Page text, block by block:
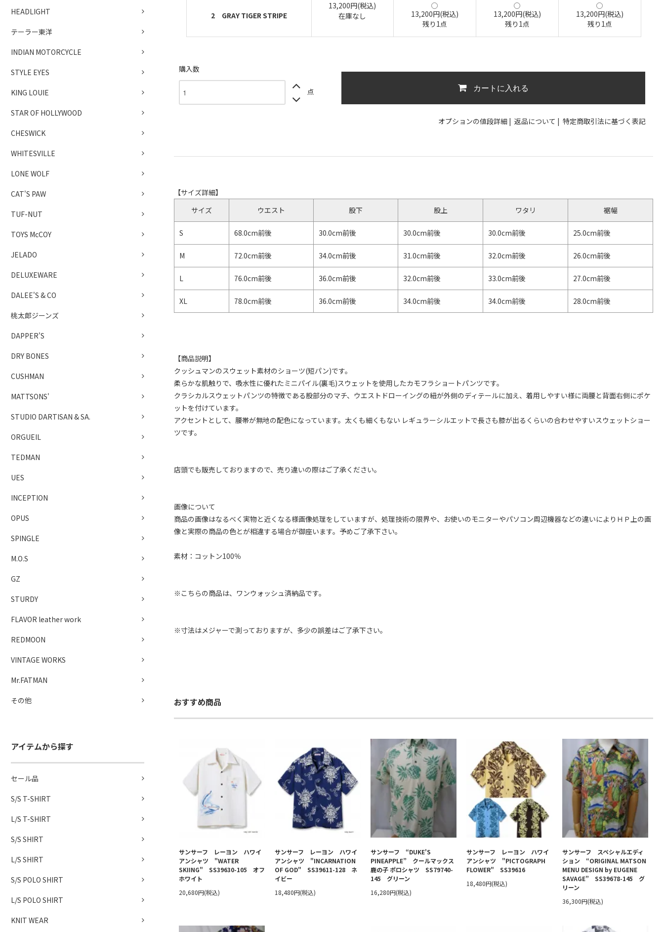
HEADLIGHT
テーラー東洋
INDIAN MOTORCYCLE
STYLE EYES
KING LOUIE
STAR OF HOLLYWOOD
CHESWICK
WHITESVILLE
LONE WOLF
CAT'S PAW
TUF-NUT
TOYS McCOY
JELADO
DELUXEWARE
DALEE'S & CO
桃太郎ジーンズ
DAPPER'S
DRY BONES
CUSHMAN
MATTSONS'
STUDIO DARTISAN & SA.
ORGUEIL
TEDMAN
UES
INCEPTION
OPUS
SPINGLE
M.O.S
GZ
STURDY
FLAVOR leather work
REDMOON
VINTAGE WORKS
Mr.FATMAN
その他
アイテムから探す
セール品
S/S T-SHIRT
L/S T-SHIRT
S/S SHIRT
L/S SHIRT
S/S POLO SHIRT
L/S POLO SHIRT
KNIT WEAR
2 GRAY TIGER STRIPE
13,200円(税込)
在庫なし
13,200円(税込)
残り1点
13,200円(税込)
残り1点
13,200円(税込)
残り1点
購入数
点 カートに入れる
オプションの値段詳細 | 返品について | 特定商取引法に基づく表記
【サイズ詳細】
サイズ
ウエスト 股下 股上 ワタリ 裾幅
S 68.0cm前後 30.0cm前後 30.0cm前後 30.0cm前後 25.0cm前後
M 72.0cm前後 34.0cm前後 31.0cm前後 32.0cm前後 26.0cm前後
L 76.0cm前後 36.0cm前後 32.0cm前後 33.0cm前後 27.0cm前後
XL 78.0cm前後 36.0cm前後 34.0cm前後 34.0cm前後 28.0cm前後
【商品説明】
クッシュマンのスウェット素材のショーツ(短パン)です。
柔らかな肌触りで、吸水性に優れたミニパイル(裏毛)スウェットを使用したカモフラショートパンツです。
クラシカルスウェットパンツの特徴である股部分のマチ、ウエストドローイングの紐が外側のディテールに加え、着用しやすい様に両腰と背面右側にポケ
ットを付けています。
アクセントとして、腰帯が無地の配色になっています。太くも細くもない レギュラーシルエットで長さも膝が出るくらいの合わせやすいスウェットショー
ツです。
店頭でも販売しておりますので、売り違いの際はご了承ください。
画像について
商品の画像はなるべく実物と近くなる様画像処理をしていますが、処理技術の限界や、お使いのモニターやパソコン周辺機器などの違いによりＨＰ上の画
像と実際の商品の色とが相違する場合が御座います。予めご了承下さい。
素材：コットン100％
※こちらの商品は、ワンウォッシュ済納品です。
※寸法はメジャーで測っておりますが、多少の誤差はご了承下さい。
おすすめ商品
サンサーフ レーヨン ハワイ
アンシャツ "WATER
SKIING" SS39630-105 オフ
ホワイト
20,680円(税込)
サンサーフ レーヨン ハワイ
アンシャツ "INCARNATION
OF GOD" SS39611-128 ネ
イビー
18,480円(税込)
サンサーフ “DUKE'S
PINEAPPLE” クールマックス
鹿の子 ポロシャツ SS79740-
145 グリーン
16,280円(税込)
サンサーフ レーヨン ハワイ
アンシャツ "PICTOGRAPH
FLOWER" SS39616
18,480円(税込)
サンサーフ スペシャルエディ
ション “ORIGINAL MATSON
MENU DESIGN by EUGENE
SAVAGE” SS39678-145 グ
リーン
36,300円(税込)